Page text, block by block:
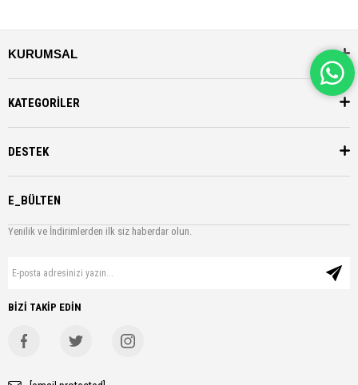
KURUMSAL
KATEGORİLER
DESTEK
E_BÜLTEN
Yenilik ve İndirimlerden ilk siz haberdar olun.
BİZİ TAKİP EDİN